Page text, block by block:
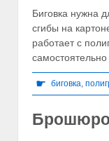
Биговка нужна
сгибы на
работает с
самостоятельно
☛ биговка,